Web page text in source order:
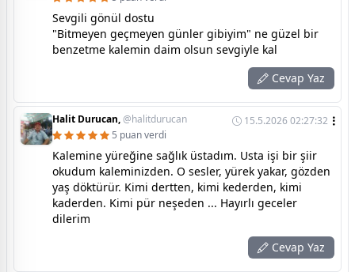
Sevgili gönül dostu
"Bitmeyen geçmeyen günler gibiyim" ne güzel bir
benzetme kalemin daim olsun sevgiyle kal
Cevap Yaz
Halit Durucan,@halitdurucan
15.5.2026 02:27:32
5 puan verdi
Kalemine yüreğine sağlık üstadım. Usta işi bir şiir
okudum kaleminizden. O sesler, yürek yakar, gözden
yaş döktürür. Kimi dertten, kimi kederden, kimi
kaderden. Kimi pür neşeden ... Hayırlı geceler
dilerim
Cevap Yaz